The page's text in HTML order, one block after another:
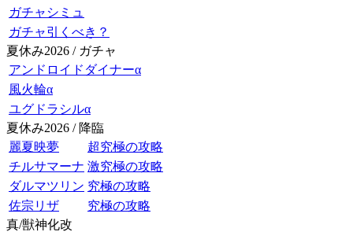
ガチャシミュ
ガチャ引くべき？
夏休み2026 / ガチャ
アンドロイドダイナーα
風火輪α
ユグドラシルα
夏休み2026 / 降臨
麗夏映夢
超究極の攻略
チルサマーナ 激究極の攻略
ダルマツリン 究極の攻略
佐宗リザ
究極の攻略
真/獣神化改